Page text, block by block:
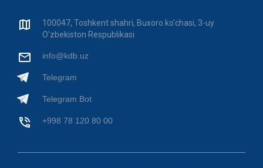
100047, Toshkent shahri, Buxoro ko'chasi, 3-uy
O'zbekiston Respublikasi
info@kdb.uz
Telegram
Telegram Bot
+998 78 120 80 00